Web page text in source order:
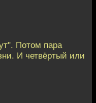
Потом пара
И четвёртый или